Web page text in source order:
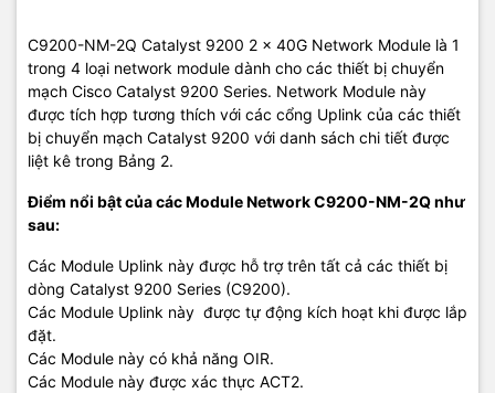
C9200-NM-2Q Catalyst 9200 2 x 40G Network Module là 1
trong 4 loại network module dành cho các thiết bị chuyển
mạch Cisco Catalyst 9200 Series. Network Module này
được tích hợp tương thích với các cổng Uplink của các thiết
bị chuyển mạch Catalyst 9200 với danh sách chi tiết được
liệt kê trong Bảng 2.
Điểm nổi bật của các Module Network C9200-NM-2Q như
sau:
Các Module Uplink này được hỗ trợ trên tất cả các thiết bị
dòng Catalyst 9200 Series (C9200).
Các Module Uplink này được tự động kích hoạt khi được lắp
đặt.
Các Module này có khả năng OIR.
Các Module này được xác thực ACT2.